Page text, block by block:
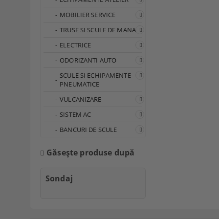
MOBILIER SERVICE
TRUSE SI SCULE DE MANA
ELECTRICE
ODORIZANTI AUTO
SCULE SI ECHIPAMENTE
PNEUMATICE
VULCANIZARE
SISTEM AC
BANCURI DE SCULE
Găseşte produse după
Sondaj